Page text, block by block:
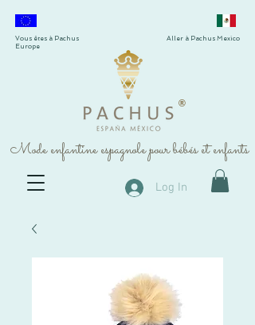
®
Mode enfantine espagnole pour bébés et enfants
Vous êtes à Pachus
Europe
Aller à Pachus Mexico
Log In